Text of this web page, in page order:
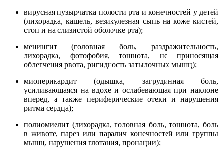
вирусная пузырчатка полости рта и конечностей у детей
(лихорадка, кашель, везикулезная сыпь на коже кистей,
стоп и на слизистой оболочке рта);
менингит (головная боль, раздражительность,
лихорадка, фотофобия, тошнота, не приносящая
облегчения рвота, ригидность затылочных мышц);
миоперикардит (одышка, загрудинная боль,
усиливающаяся на вдохе и ослабевающая при наклоне
вперед, а также периферические отеки и нарушения
ритма сердца);
полиомиелит (лихорадка, головная боль, тошнота, боль
в животе, парез или паралич конечностей или группы
мышц, нарушения глотания, пронации);